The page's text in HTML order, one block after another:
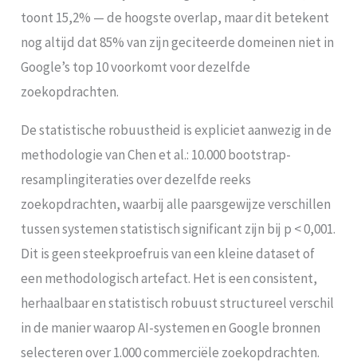
toont 15,2% — de hoogste overlap, maar dit betekent
nog altijd dat 85% van zijn geciteerde domeinen niet in
Google’s top 10 voorkomt voor dezelfde
zoekopdrachten.
De statistische robuustheid is expliciet aanwezig in de
methodologie van Chen et al.: 10.000 bootstrap-
resamplingiteraties over dezelfde reeks
zoekopdrachten, waarbij alle paarsgewijze verschillen
tussen systemen statistisch significant zijn bij p < 0,001.
Dit is geen steekproefruis van een kleine dataset of
een methodologisch artefact. Het is een consistent,
herhaalbaar en statistisch robuust structureel verschil
in de manier waarop AI-systemen en Google bronnen
selecteren over 1.000 commerciële zoekopdrachten.